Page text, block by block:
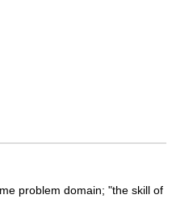
problem domain; "the skill of